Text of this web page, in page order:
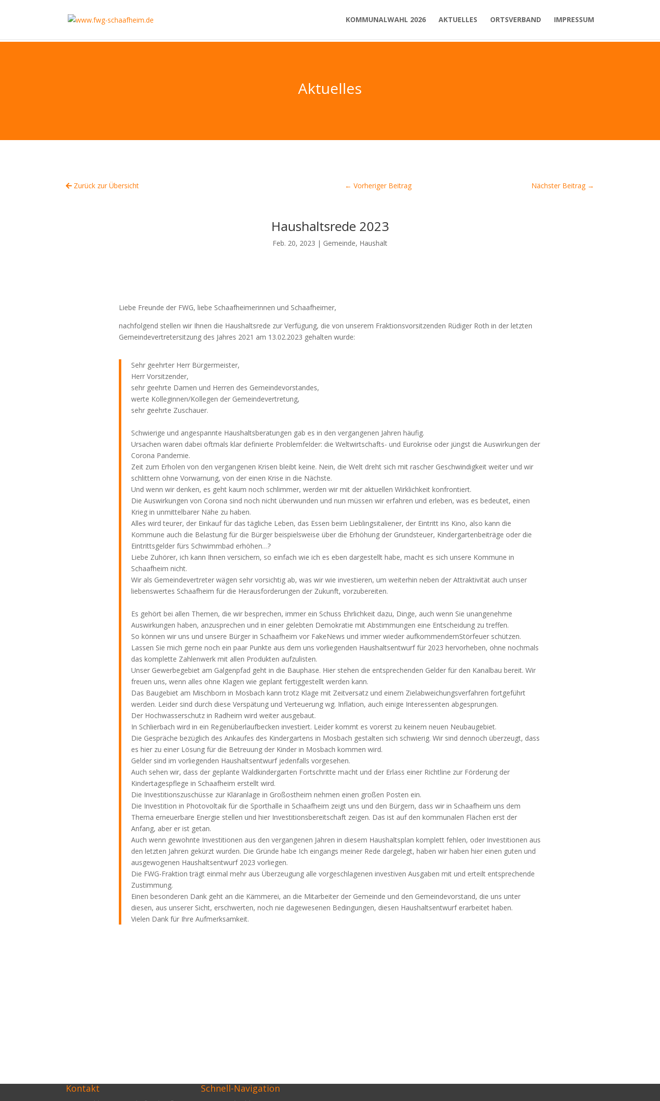
KOMMUNALWAHL 2026 AKTUELLES ORTSVERBAND IMPRESSUM
Aktuelles
Zurück zur Übersicht ← Vorheriger Beitrag Nächster Beitrag→
Haushaltsrede 2023
Feb. 20, 2023 | Gemeinde, Haushalt
Liebe Freunde der FWG, liebe Schaafheimerinnen und Schaafheimer,
nachfolgend stellen wir Ihnen die Haushaltsrede zur Verfügung, die von unserem Fraktionsvorsitzenden Rüdiger Roth in der letzten
Gemeindevertretersitzung des Jahres 2021 am 13.02.2023 gehalten wurde:
Sehr geehrter Herr Bürgermeister,
Herr Vorsitzender,
sehr geehrte Damen und Herren des Gemeindevorstandes,
werte Kolleginnen/Kollegen der Gemeindevertretung,
sehr geehrte Zuschauer.
Schwierige und angespannte Haushaltsberatungen gab es in den vergangenen Jahren häufig.
Ursachen waren dabei oftmals klar definierte Problemfelder: die Weltwirtschafts- und Eurokrise oder jüngst die Auswirkungen der
Corona Pandemie.
Zeit zum Erholen von den vergangenen Krisen bleibt keine. Nein, die Welt dreht sich mit rascher Geschwindigkeit weiter und wir
schlittern ohne Vorwarnung, von der einen Krise in die Nächste.
Und wenn wir denken, es geht kaum noch schlimmer, werden wir mit der aktuellen Wirklichkeit konfrontiert.
Die Auswirkungen von Corona sind noch nicht überwunden und nun müssen wir erfahren und erleben, was es bedeutet, einen
Krieg in unmittelbarer Nähe zu haben.
Alles wird teurer, der Einkauf für das tägliche Leben, das Essen beim Lieblingsitaliener, der Eintritt ins Kino, also kann die
Kommune auch die Belastung für die Bürger beispielsweise über die Erhöhung der Grundsteuer, Kindergartenbeiträge oder die
Eintrittsgelder fürs Schwimmbad erhöhen…?
Liebe Zuhörer, ich kann Ihnen versichern, so einfach wie ich es eben dargestellt habe, macht es sich unsere Kommune in
Schaafheim nicht.
Wir als Gemeindevertreter wägen sehr vorsichtig ab, was wir wie investieren, um weiterhin neben der Attraktivität auch unser
liebenswertes Schaafheim für die Herausforderungen der Zukunft, vorzubereiten.
Es gehört bei allen Themen, die wir besprechen, immer ein Schuss Ehrlichkeit dazu, Dinge, auch wenn Sie unangenehme
Auswirkungen haben, anzusprechen und in einer gelebten Demokratie mit Abstimmungen eine Entscheidung zu treffen.
So können wir uns und unsere Bürger in Schaafheim vor FakeNews und immer wieder aufkommendemStörfeuer schützen.
Lassen Sie mich gerne noch ein paar Punkte aus dem uns vorliegenden Haushaltsentwurf für 2023 hervorheben, ohne nochmals
das komplette Zahlenwerk mit allen Produkten aufzulisten.
Unser Gewerbegebiet am Galgenpfad geht in die Bauphase. Hier stehen die entsprechenden Gelder für den Kanalbau bereit. Wir
freuen uns, wenn alles ohne Klagen wie geplant fertiggestellt werden kann.
Das Baugebiet am Mischborn in Mosbach kann trotz Klage mit Zeitversatz und einem Zielabweichungsverfahren fortgeführt
werden. Leider sind durch diese Verspätung und Verteuerung wg. Inflation, auch einige Interessenten abgesprungen.
Der Hochwasserschutz in Radheim wird weiter ausgebaut.
In Schlierbach wird in ein Regenüberlaufbecken investiert. Leider kommt es vorerst zu keinem neuen Neubaugebiet.
Die Gespräche bezüglich des Ankaufes des Kindergartens in Mosbach gestalten sich schwierig. Wir sind dennoch überzeugt, dass
es hier zu einer Lösung für die Betreuung der Kinder in Mosbach kommen wird.
Gelder sind im vorliegenden Haushaltsentwurf jedenfalls vorgesehen.
Auch sehen wir, dass der geplante Waldkindergarten Fortschritte macht und der Erlass einer Richtline zur Förderung der
Kindertagespflege in Schaafheim erstellt wird.
Die Investitionszuschüsse zur Kläranlage in Großostheim nehmen einen großen Posten ein.
Die Investition in Photovoltaik für die Sporthalle in Schaafheim zeigt uns und den Bürgern, dass wir in Schaafheim uns dem
Thema erneuerbare Energie stellen und hier Investitionsbereitschaft zeigen. Das ist auf den kommunalen Flächen erst der
Anfang, aber er ist getan.
Auch wenn gewohnte Investitionen aus den vergangenen Jahren in diesem Haushaltsplan komplett fehlen, oder Investitionen aus
den letzten Jahren gekürzt wurden. Die Gründe habe Ich eingangs meiner Rede dargelegt, haben wir haben hier einen guten und
ausgewogenen Haushaltsentwurf 2023 vorliegen.
Die FWG-Fraktion trägt einmal mehr aus Überzeugung alle vorgeschlagenen investiven Ausgaben mit und erteilt entsprechende
Zustimmung.
Einen besonderen Dank geht an die Kämmerei, an die Mitarbeiter der Gemeinde und den Gemeindevorstand, die uns unter
diesen, aus unserer Sicht, erschwerten, noch nie dagewesenen Bedingungen, diesen Haushaltsentwurf erarbeitet haben.
Vielen Dank für Ihre Aufmerksamkeit.
Kontakt Schnell-Navigation